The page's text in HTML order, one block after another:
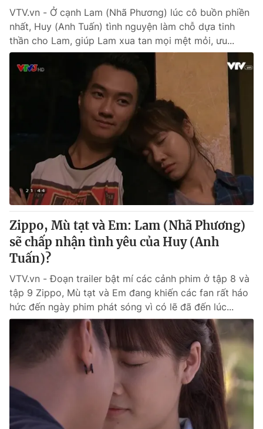
VTV.vn - Ở cạnh Lam (Nhã Phương) lúc cô buồn phiền
nhất, Huy (Anh Tuấn) tình nguyện làm chỗ dựa tinh
thần cho Lam, giúp Lam xua tan mọi mệt mỏi, ưu...
Zippo, Mù tạt và Em: Lam (Nhã Phương)
sẽ chấp nhận tình yêu của Huy (Anh
Tuấn)?
VTV.vn - Đoạn trailer bật mí các cảnh phim ở tập 8 và
tập 9 Zippo, Mù tạt và Em đang khiến các fan rất háo
hức đến ngày phim phát sóng vì có lẽ đã đến lúc...